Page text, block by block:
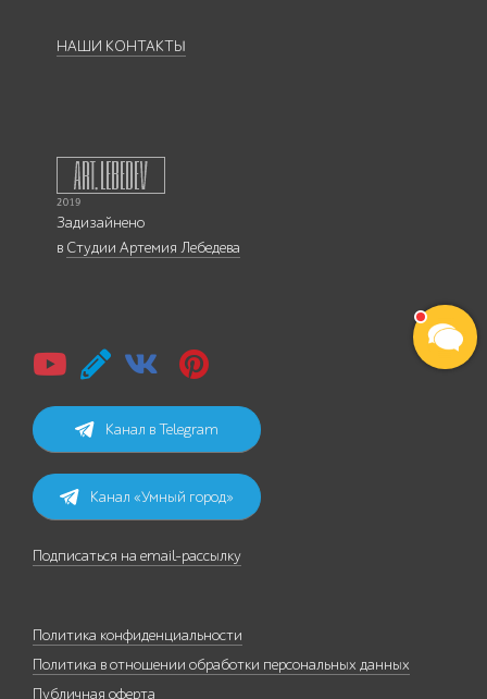
НАШИ КОНТАКТЫ
Задизайнено
в Студии Артемия Лебедева
Канал в Telegram
Канал «Умный город»
Подписаться на email-рассылку
Политика конфиденциальности
Политика в отношении обработки персональных данных
Публичная оферта